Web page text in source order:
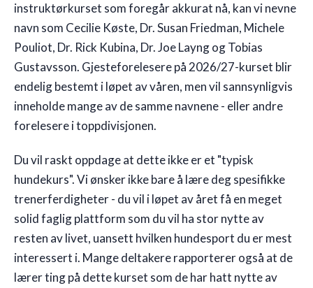
instruktørkurset som foregår akkurat nå, kan vi nevne
navn som Cecilie Køste, Dr. Susan Friedman, Michele
Pouliot, Dr. Rick Kubina, Dr. Joe Layng og Tobias
Gustavsson. Gjesteforelesere på 2026/27-kurset blir
endelig bestemt i løpet av våren, men vil sannsynligvis
inneholde mange av de samme navnene - eller andre
forelesere i toppdivisjonen.
Du vil raskt oppdage at dette ikke er et "typisk
hundekurs". Vi ønsker ikke bare å lære deg spesifikke
trenerferdigheter - du vil i løpet av året få en meget
solid faglig plattform som du vil ha stor nytte av
resten av livet, uansett hvilken hundesport du er mest
interessert i. Mange deltakere rapporterer også at de
lærer ting på dette kurset som de har hatt nytte av